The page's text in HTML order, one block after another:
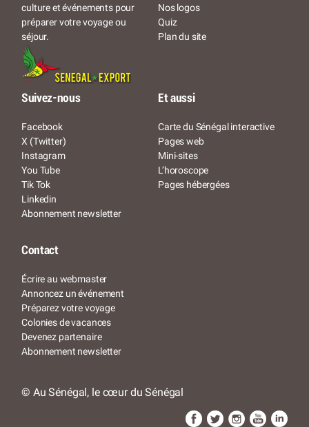
culture et événements pour
préparer votre voyage ou
séjour.
Nos logos
Quiz
Plan du site
Suivez-nous
Facebook
X (Twitter)
Instagram
You Tube
Tik Tok
Linkedin
Abonnement newsletter
Et aussi
Carte du Sénégal interactive
Pages web
Mini-sites
L’horoscope
Pages hébergées
Contact
Écrire au webmaster
Annoncez un événement
Préparez votre voyage
Colonies de vacances
Devenez partenaire
Abonnement newsletter
© Au Sénégal, le cœur du Sénégal